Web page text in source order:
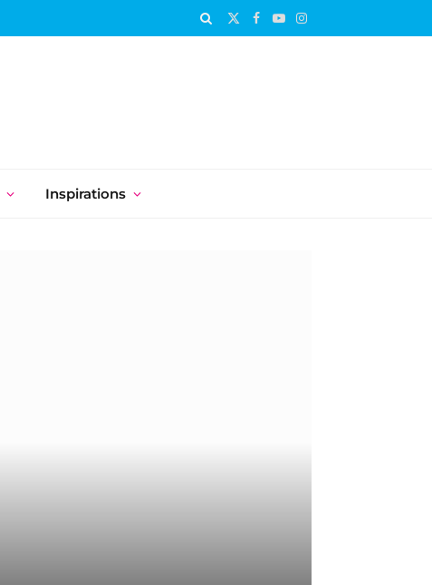
X
Facebook
YouTubeInstagram
Inspirations